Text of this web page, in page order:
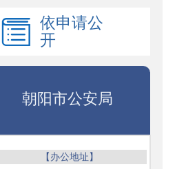
依申请公
开
朝阳市公安局
【办公地址】